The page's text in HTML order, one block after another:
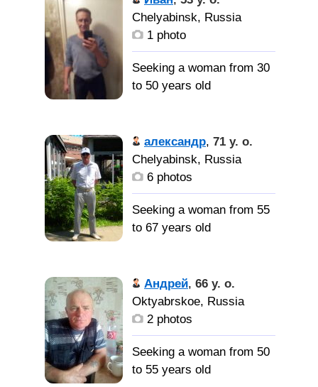
Chelyabinsk, Russia
1 photo
Seeking a woman from 30
to 50 years old
расцвете
александр, 71 y. o.
Chelyabinsk, Russia
6 photos
Seeking a woman from 55
to 67 years old
без вирусов с котлетами
Андрей, 66 y. o.
Oktyabrskoe, Russia
2 photos
Seeking a woman from 50
to 55 years old